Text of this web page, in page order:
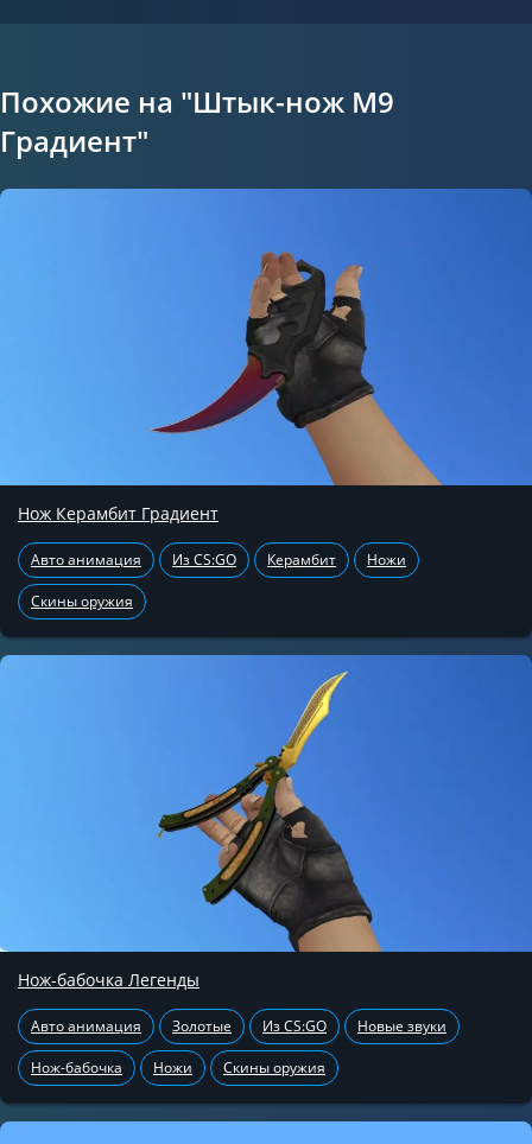
Похожие на "Штык-нож М9
Градиент"
Нож Керамбит Градиент
Авто анимация Из CS:GO Керамбит Ножи
Скины оружия
Нож-бабочка Легенды
Авто анимация Золотые Из CS:GO Новые звуки
Нож-бабочка Ножи Скины оружия